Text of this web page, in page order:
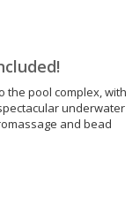
the pool complex, with
underwater
and bead